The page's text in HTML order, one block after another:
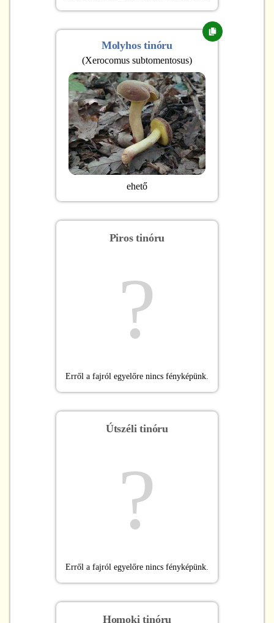
Molyhos tinóru
(Xerocomus subtomentosus)
ehető
Piros tinóru
?
Erről a fajról egyelőre nincs fényképünk.
Útszéli tinóru
?
Erről a fajról egyelőre nincs fényképünk.
Homoki tinóru